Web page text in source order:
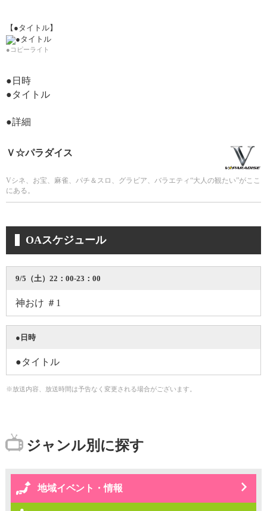
【●タイトル】
●コピーライト
●日時
●タイトル
●詳細
Ｖ☆パラダイス
Vシネ、お宝、麻雀、パチ＆スロ、グラビア、バラエティ“大人の観たい”がここ
にある。
OAスケジュール
9/5（土）22：00-23：00
神おけ ＃1
●日時
●タイトル
※放送内容、放送時間は予告なく変更される場合がございます。
ジャンル別に探す
地域イベント・情報